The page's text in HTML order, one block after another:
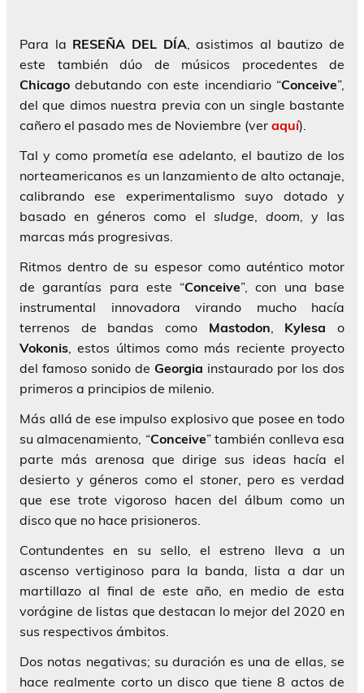
Para la RESEÑA DEL DÍA, asistimos al bautizo de
este también dúo de músicos procedentes de
Chicago debutando con este incendiario “Conceive”,
del que dimos nuestra previa con un single bastante
cañero el pasado mes de Noviembre (ver aquí).
Tal y como prometía ese adelanto, el bautizo de los
norteamericanos es un lanzamiento de alto octanaje,
calibrando ese experimentalismo suyo dotado y
basado en géneros como el sludge, doom, y las
marcas más progresivas.
Ritmos dentro de su espesor como auténtico motor
de garantías para este “Conceive”, con una base
instrumental innovadora virando mucho hacía
terrenos de bandas como Mastodon, Kylesa o
Vokonis, estos últimos como más reciente proyecto
del famoso sonido de Georgia instaurado por los dos
primeros a principios de milenio.
Más allá de ese impulso explosivo que posee en todo
su almacenamiento, “Conceive” también conlleva esa
parte más arenosa que dirige sus ideas hacía el
desierto y géneros como el stoner, pero es verdad
que ese trote vigoroso hacen del álbum como un
disco que no hace prisioneros.
Contundentes en su sello, el estreno lleva a un
ascenso vertiginoso para la banda, lista a dar un
martillazo al final de este año, en medio de esta
vorágine de listas que destacan lo mejor del 2020 en
sus respectivos ámbitos.
Dos notas negativas; su duración es una de ellas, se
hace realmente corto un disco que tiene 8 actos de